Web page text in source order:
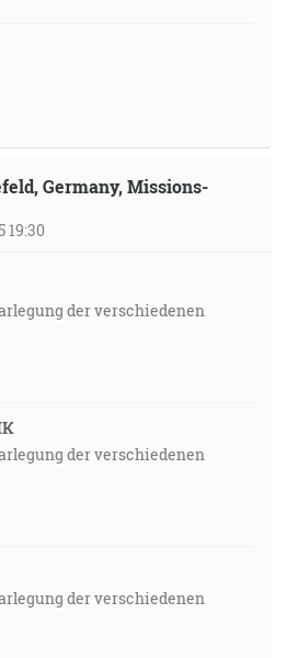
Germany, Missions-
19:30
der verschiedenen
der verschiedenen
der verschiedenen